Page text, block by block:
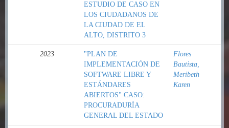
ESTUDIO DE CASO EN
LOS CIUDADANOS DE
LA CIUDAD DE EL
ALTO, DISTRITO 3
2023
"PLAN DE
IMPLEMENTACIÓN DE
SOFTWARE LIBRE Y
ESTÁNDARES
ABIERTOS" CASO:
PROCURADURÍA
GENERAL DEL ESTADO
Flores
Bautista,
Meribeth
Karen